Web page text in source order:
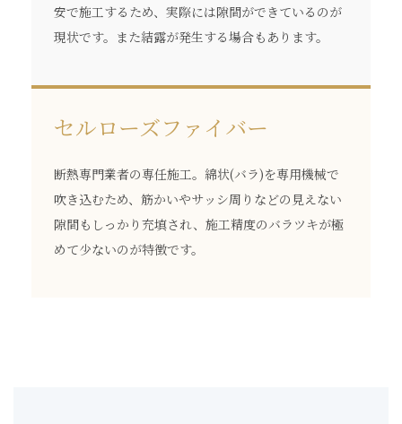
安で施工するため、実際には隙間ができているのが
現状です。また結露が発生する場合もあります。
セルローズファイバー
断熱専門業者の専任施工。綿状(バラ)を専用機械で
吹き込むため、筋かいやサッシ周りなどの見えない
隙間もしっかり充填され、施工精度のバラツキが極
めて少ないのが特徴です。